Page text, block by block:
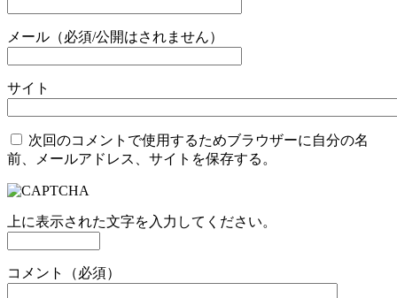
メール（必須/公開はされません）
サイト
次回のコメントで使用するためブラウザーに自分の名
前、メールアドレス、サイトを保存する。
上に表示された文字を入力してください。
コメント（必須）